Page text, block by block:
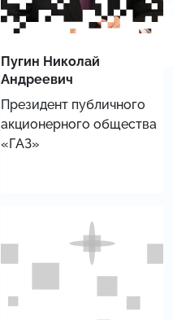
Пугин Николай
Андреевич
Президент публичного
акционерного общества
«ГАЗ»